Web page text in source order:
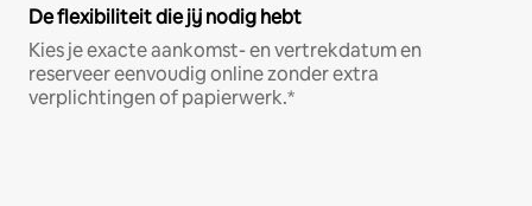
De flexibiliteit die jij nodig hebt
Kies je exacte aankomst- en vertrekdatum en
reserveer eenvoudig online zonder extra
verplichtingen of papierwerk.*